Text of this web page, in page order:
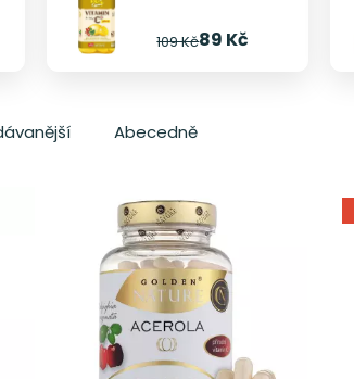
109 Kč89 Kč
Abecedně